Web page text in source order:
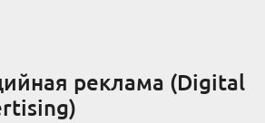
реклама (Digital